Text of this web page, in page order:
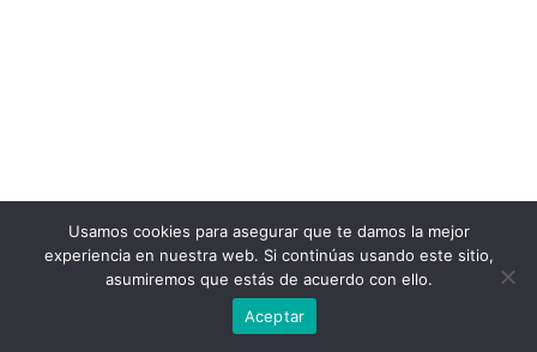
Usamos cookies para asegurar que te damos la mejor
experiencia en nuestra web. Si continúas usando este sitio,
asumiremos que estás de acuerdo con ello.
Aceptar